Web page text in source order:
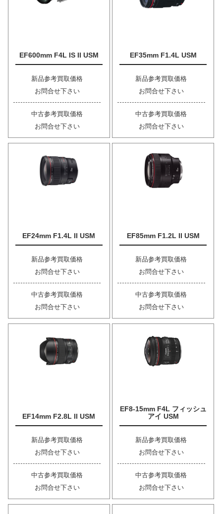
EF600mm F4L IS II USM
新品参考買取価格
お問合せ下さい
中古参考買取価格
お問合せ下さい
EF35mm F1.4L USM
新品参考買取価格
お問合せ下さい
中古参考買取価格
お問合せ下さい
EF24mm F1.4L II USM
新品参考買取価格
お問合せ下さい
中古参考買取価格
お問合せ下さい
EF85mm F1.2L II USM
新品参考買取価格
お問合せ下さい
中古参考買取価格
お問合せ下さい
EF14mm F2.8L II USM
新品参考買取価格
お問合せ下さい
中古参考買取価格
お問合せ下さい
EF8-15mm F4L フィッシュ
アイ USM
新品参考買取価格
お問合せ下さい
中古参考買取価格
お問合せ下さい